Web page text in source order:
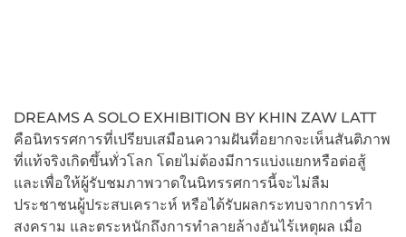
DREAMS A SOLO EXHIBITION BY KHIN ZAW LATT
คือนิทรรศการที่เปรียบเสมือนความฝันที่อยากจะเห็นสันติภาพ
ที่แท้จริงเกิดขึ้นทั่วโลก โดยไม่ต้องมีการแบ่งแยกหรือต่อสู้
และเพื่อให้ผู้รับชมภาพวาดในนิทรรศการนี้จะไม่ลืม
ประชาชนผู้ประสบเคราะห์ หรือได้รับผลกระทบจากการทำ
สงคราม และตระหนักถึงการทำลายล้างอันไร้เหตุผล เมื่อ